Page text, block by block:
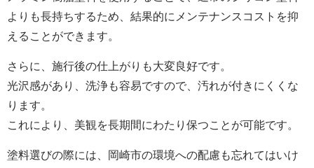
よりも長持ちするため、結果的にメンテナンスコストを抑
えることができます。
さらに、施行後の仕上がりも大変良好です。
光沢感があり、洗浄も容易ですので、汚れが付きにくくな
ります。
これにより、美観を長期間にわたり保つことが可能です。
塗料選びの際には、岡崎市の環境への配慮も忘れてはいけ